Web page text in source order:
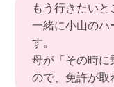
もう行きたい
一緒に小山のハ
す。
母が「その時に
ので、免許が取